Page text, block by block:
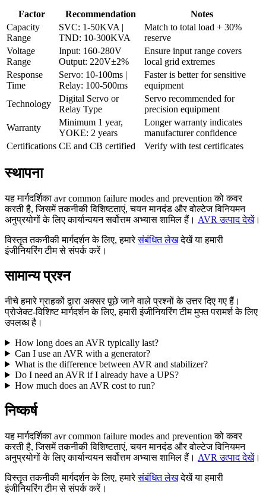
Factor Recommendation
Notes
Capacity
Range
SVC: 1-50KVA |
TND: 10-300KVA
Match to total load + 30%
reserve
Voltage
Range
Input: 160-280V
Output: 220V±2%
Ensure input range covers
local grid extremes
Response
Time
Servo: 10-100ms |
Relay: 100-500ms
Faster is better for sensitive
equipment
Technology
Digital Servo or
Relay Type
Servo recommended for
precision equipment
Warranty
Minimum 1 year,
YOKE: 2 years
Longer warranty indicates
manufacturer confidence
Certifications CE and CB certified Verify with test certificates
स्थापना
यह मार्गदर्शिका avr common failure modes and prevention को कवर
करती है, जिसमें तकनीकी विशिष्टताएं, चयन मानदंड और वोल्टेज विनियमन
अनुप्रयोगों के लिए कार्यान्वयन सर्वोत्तम अभ्यास शामिल हैं। AVR उत्पाद देखें।
विस्तृत तकनीकी मार्गदर्शन के लिए, हमारेसंबंधित लेखदेखें या हमारी
इंजीनियरिंग टीम से संपर्क करें।
सामान्य प्रश्न
नीचे हमारे ग्राहकों द्वारा अक्सर पूछे जाने वाले प्रश्नों के उत्तर दिए गए हैं।
प्रोजेक्ट-विशिष्ट मार्गदर्शन के लिए, हमारी इंजीनियरिंग टीम मुफ्त परामर्श के लिए
उपलब्ध है।
How long does an AVR typically last?
Can I use an AVR with a generator?
What is the difference between AVR and stabilizer?
Do I need an AVR if I already have a UPS?
How much does an AVR cost to run?
निष्कर्ष
यह मार्गदर्शिका avr common failure modes and prevention को कवर
करती है, जिसमें तकनीकी विशिष्टताएं, चयन मानदंड और वोल्टेज विनियमन
अनुप्रयोगों के लिए कार्यान्वयन सर्वोत्तम अभ्यास शामिल हैं। AVR उत्पाद देखें।
विस्तृत तकनीकी मार्गदर्शन के लिए, हमारेसंबंधित लेखदेखें या हमारी
इंजीनियरिंग टीम से संपर्क करें।